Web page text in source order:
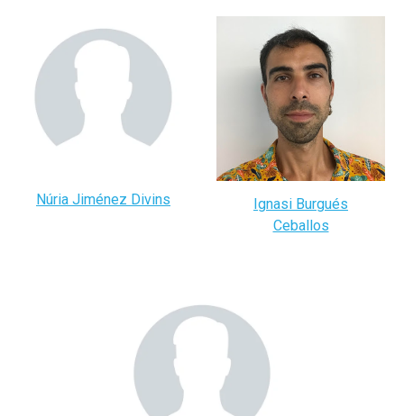
Núria Jiménez Divins
Ignasi Burgués
Ceballos